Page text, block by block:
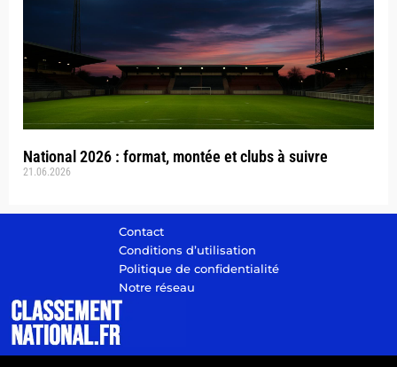
National 2026 : format, montée et clubs à suivre
21.06.2026
Contact
Conditions d’utilisation
Politique de confidentialité
Notre réseau